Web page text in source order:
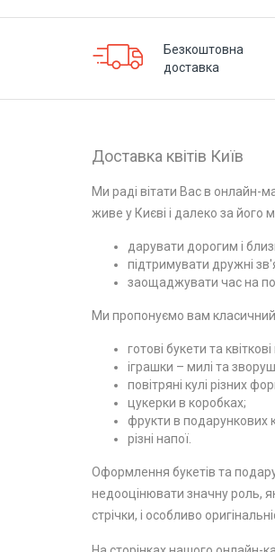
Безкоштовна
доставка
Доставка квітів Київ
Ми раді вітати Вас в онлайн-
живе у Києві і далеко за його
дарувати дорогим і
підтримувати дружні
заощаджувати час на
Ми пропонуємо вам
готові букети та
іграшки – милі та
повітряні кулі різних
цукерки в коробках;
фрукти в подарункових
різні напої.
Оформлення букетів та
недооцінювати значну роль,
стрічки, і особливо